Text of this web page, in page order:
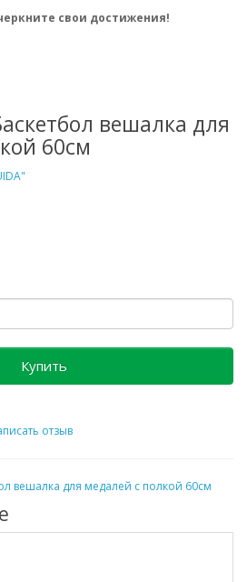
свои достижения!
вешалка для
60см
Купить
отзыв
вешалка для медалей с полкой 60см